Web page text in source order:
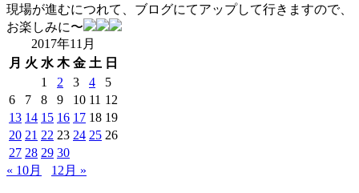
現場が進むにつれて、ブログにてアップして行きますので、
お楽しみに〜
2017年11月
月 火 水 木 金 土 日
1
2 3 4
5
6
7 8 9 10 11 12
13 14 15 16 17 18 19
20 21 22 23 24 25 26
27 28 29 30
« 10月
12月 »